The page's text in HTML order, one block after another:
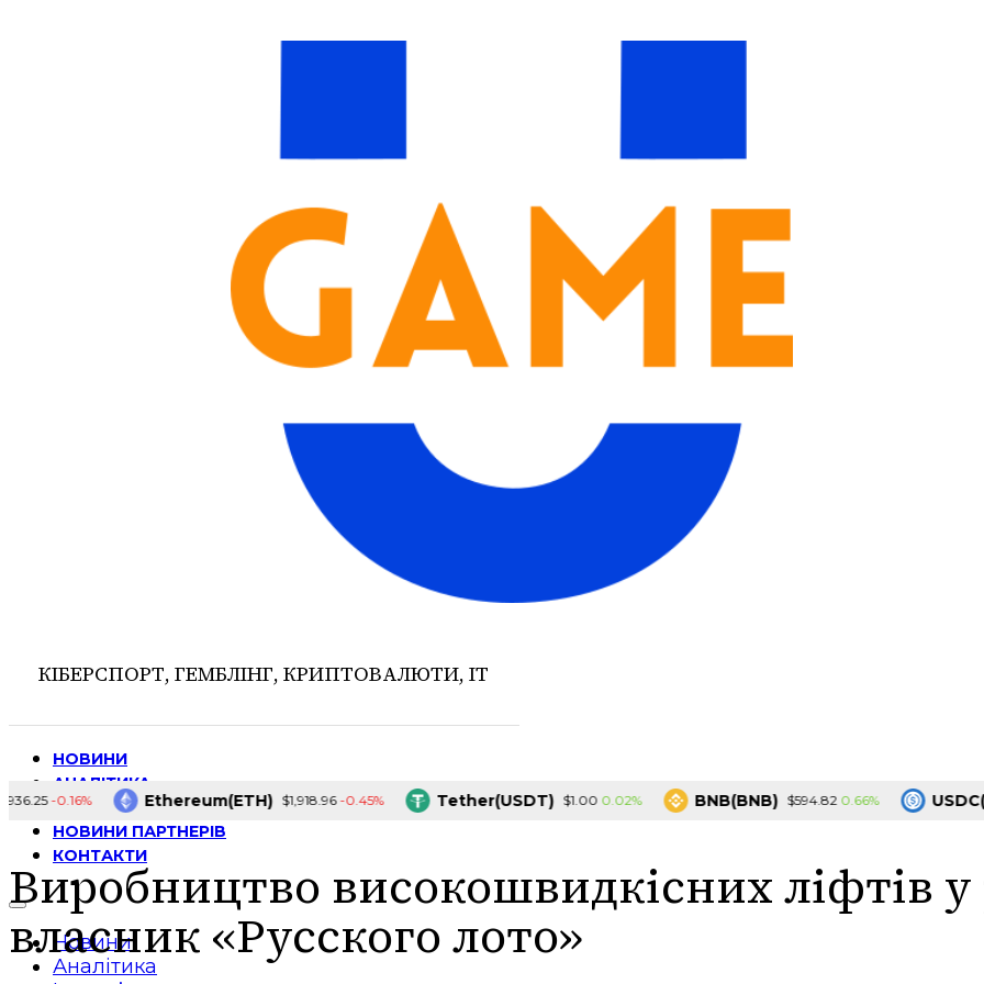
КІБЕРСПОРТ, ГЕМБЛІНГ, КРИПТОВАЛЮТИ, ІТ
НОВИНИ
АНАЛІТИКА
ІНТЕРВ’Ю
НОВИНИ ПАРТНЕРІВ
КОНТАКТИ
Новини
Аналітика
-0.16% Ethereum(ETH) $1,918.96 -0.45% Tether(USDT) $1.00 0.02% BNB(BNB) $594.82 0.66%
Виробництво високошвидкісних ліфтів
власник «Русского лото»